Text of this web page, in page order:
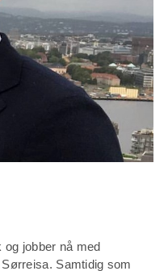
jobber nå med
Samtidig som